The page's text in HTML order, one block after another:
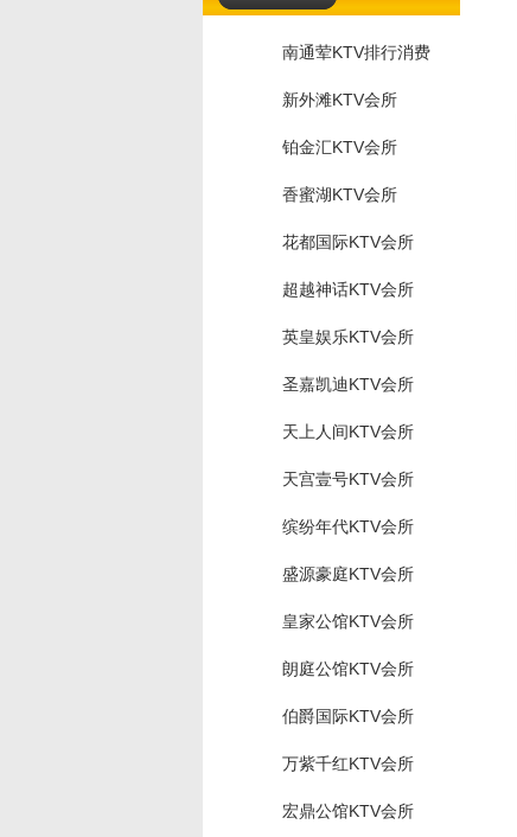
南通荤KTV排行消费
新外滩KTV会所
铂金汇KTV会所
香蜜湖KTV会所
花都国际KTV会所
超越神话KTV会所
英皇娱乐KTV会所
圣嘉凯迪KTV会所
天上人间KTV会所
天宫壹号KTV会所
缤纷年代KTV会所
盛源豪庭KTV会所
皇家公馆KTV会所
朗庭公馆KTV会所
伯爵国际KTV会所
万紫千红KTV会所
宏鼎公馆KTV会所